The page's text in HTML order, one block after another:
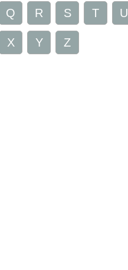
Q R S T U
X Y Z